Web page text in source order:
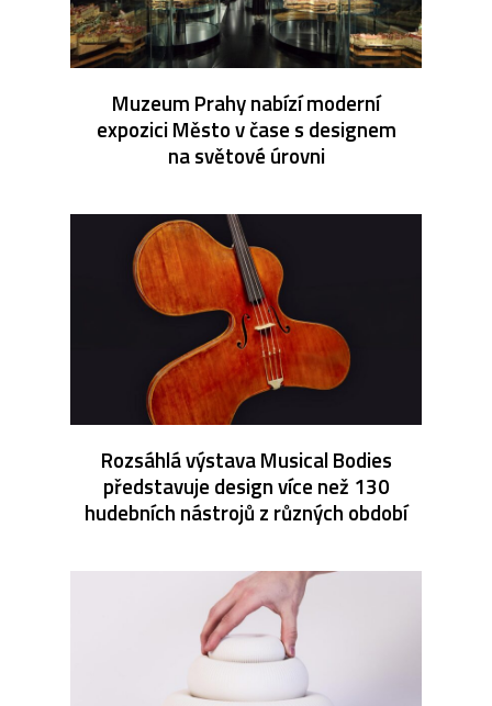
Muzeum Prahy nabízí moderní
expozici Město v čase s designem
na světové úrovni
Rozsáhlá výstava Musical Bodies
představuje design více než 130
hudebních nástrojů z různých období